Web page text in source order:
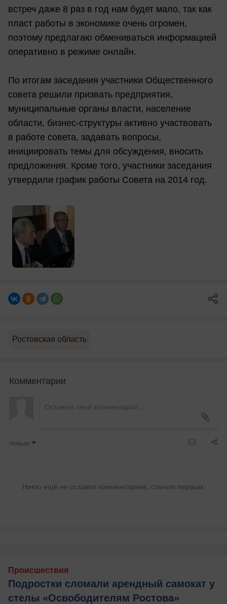
встреч даже 8 раз в год нам будет мало, так как
пласт работы в экономике очень огромен,
поэтому предлагаю обмениваться информацией
оперативно в режиме онлайн.
По итогам заседания участники Общественного
совета решили призвать предприятия,
муниципальные органы власти, население
области, бизнес-структуры активно участвовать
в работе совета, задавать вопросы,
инициировать темы для обсуждения, вносить
предложения. Кроме того, участники заседания
утвердили график работы Совета на 2014 год.
Ростовская область
Комментарии
Новые
Никто ещё не оставил комментариев, станьте первым.
Происшествия
Подростки сломали арендный самокат у
стелы «Освободителям Ростова»